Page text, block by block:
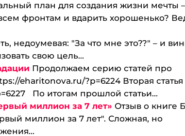
план для создания жизни мечты –
фронтам и вдарить хорошенько?
недоумевая: "За что мне это??" – и
свою цель...
Продолжаем серию статей про
eharitonova.ru/?p=6224 Вторая статья
По итогам прошлой статьи...
миллион за 7 лет» Отзыв о книге
миллион за 7 лет". Сложная, но